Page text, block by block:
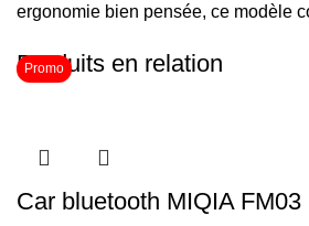
ergonomie bien pensée, ce modèle
Produits en relation
Car bluetooth MIQIA FM03
Promo